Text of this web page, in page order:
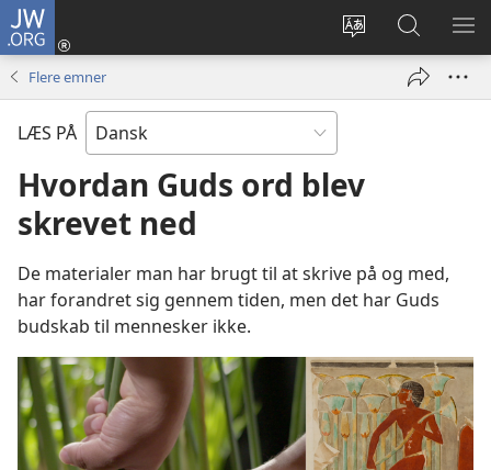
JW.ORG
Vælg
Log
på
vindue)
Søg
på
JW.ORG
VIS
Flere emner
LÆS PÅ
Hvordan Guds ord blev
skrevet ned
De materialer man har brugt til at skrive på og med,
har forandret sig gennem tiden, men det har Guds
budskab til mennesker ikke.